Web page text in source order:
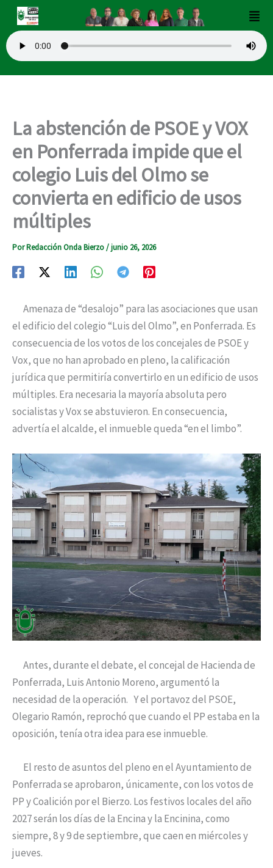
contenido
La abstención de PSOE y VOX
en Ponferrada impide que el
colegio Luis del Olmo se
convierta en edificio de usos
múltiples
PorRedacción Onda Bierzo/junio 26, 2026
Amenaza de “desalojo” para las asociaciones que usan
el edificio del colegio “Luis del Olmo”, en Ponferrada. Es
consecuencia de los votos de los concejales de PSOE y
Vox, que no han aprobado en pleno, la calificación
jurídica que permitiría convertirlo en un edificio de usos
múltiples. Era necesaria la mayoría absoluta pero
socialistas y Vox se abstuvieron. En consecuencia,
advertía el alcalde, el inmueble queda “en el limbo”.
Antes, durante el debate, el concejal de Hacienda de
Ponferrada, Luis Antonio Moreno, argumentó la
necesidad de la operación. Y el portavoz del PSOE,
Olegario Ramón, reprochó que cuando el PP estaba en la
oposición, tenía otra idea para ese inmueble.
El resto de asuntos del pleno en el Ayuntamiento de
Ponferrada se aprobaron, únicamente, con los votos de
PP y Coalición por el Bierzo. Los festivos locales del año
2027 serán los días de la Encina y la Encinina, como
siempre, 8 y 9 de septiembre, que caen en miércoles y
jueves.